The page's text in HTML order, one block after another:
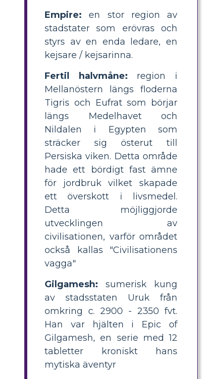
Empire: en stor region av
stadstater som erövras och
styrs av en enda ledare, en
kejsare / kejsarinna.
Fertil halvmåne: region i
Mellanöstern längs floderna
Tigris och Eufrat som börjar
längs Medelhavet och
Nildalen i Egypten som
sträcker sig österut till
Persiska viken. Detta område
hade ett bördigt fast ämne
för jordbruk vilket skapade
ett överskott i livsmedel.
Detta möjliggjorde
utvecklingen av
civilisationen, varför området
också kallas "Civilisationens
vagga"
Gilgamesh: sumerisk kung
av stadsstaten Uruk från
omkring c. 2900 - 2350 fvt.
Han var hjälten i Epic of
Gilgamesh, en serie med 12
tabletter kroniskt hans
mytiska äventyr